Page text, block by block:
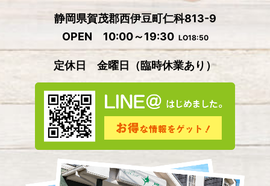
2024年6月(4)
2024年5月(4)
2024年4月 (2)
2024年3月(5)
2024年2月(3)
2024年1月(3)
2023年12月
2023年11月(2)
静岡県賀茂郡西伊豆町仁科813-9
OPEN 10:00～19:30 LO18:50
定休日 金曜日 （臨時休業あり）